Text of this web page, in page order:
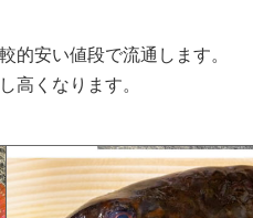
的安い値段で流通します。
高くなります。